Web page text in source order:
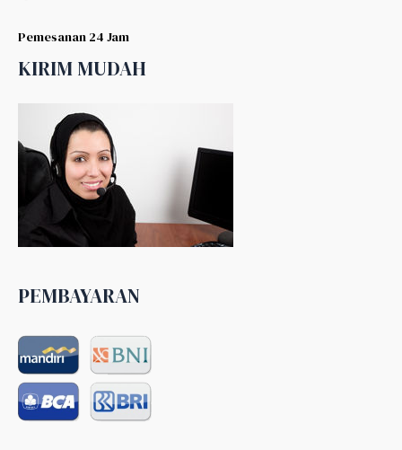
Pemesanan 24 Jam
KIRIM MUDAH
PEMBAYARAN